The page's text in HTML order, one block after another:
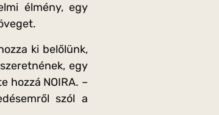
élmény, egy
ki belőlünk,
egy
hozzá NOIRA. –
szól a